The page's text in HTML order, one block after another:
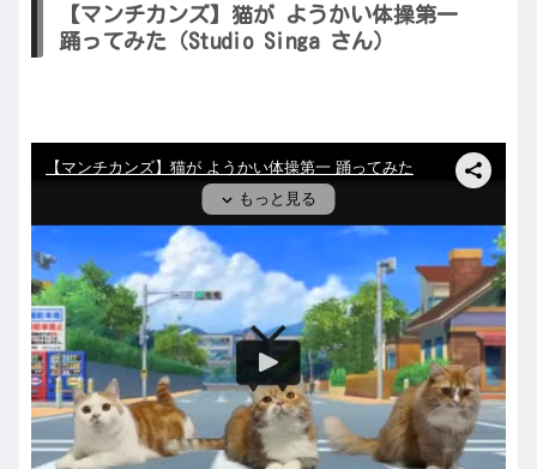
【マンチカンズ】猫が ようかい体操第一
踊ってみた（Studio Singa さん）